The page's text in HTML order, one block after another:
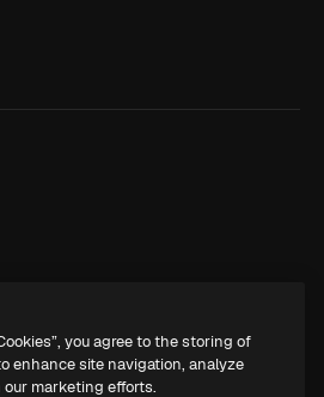
you agree to the storing of
enhance site navigation, analyze
marketing efforts.